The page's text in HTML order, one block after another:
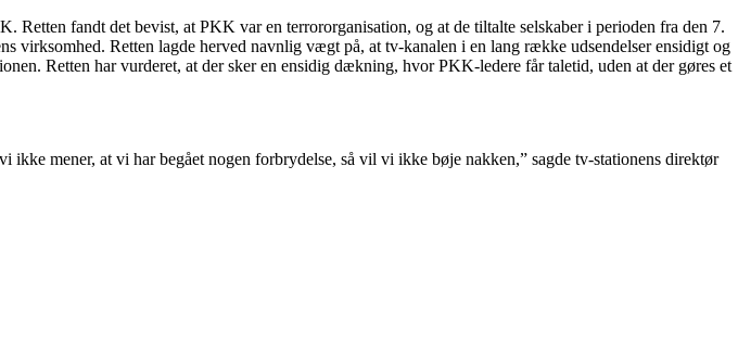
Retten fandt det bevist, at PKK var en terrororganisation, og at de tiltalte selskaber i perioden fra den 7.
virksomhed. Retten lagde herved navnlig vægt på, at tv-kanalen i en lang række udsendelser ensidigt og
Retten har vurderet, at der sker en ensidig dækning, hvor PKK-ledere får taletid, uden at der gøres et
mener, at vi har begået nogen forbrydelse, så vil vi ikke bøje nakken,” sagde tv-stationens direktør